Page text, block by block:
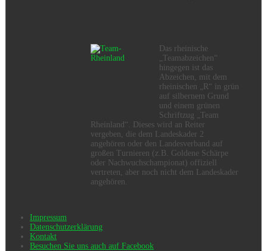
Das rheinische
„Teamabzeichen“
hingegen ist das
Abzeichen, mit dem
rheinischen „R“ in grün
auf silbernem Grund
und einem grünen
Schriftzug „Team
Rheinland“. Dieses wird an Reiter
vergeben, die dem Landeskader 2
angehören oder den Landesverband auf
großen Turnieren (z.B. Goldene Schärpe
oder Nachwuchschampionat) offiziell
vertreten, aber noch nicht dem Landeskader
angehören.
Impressum
Datenschutzerklärung
Kontakt
Besuchen Sie uns auch auf Facebook